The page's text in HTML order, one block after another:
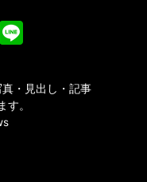
・見出し・記事
す。